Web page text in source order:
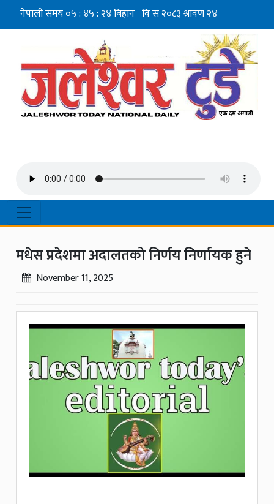
मधेस प्रदेशमा अदालतको निर्णय निर्णायक हुने
November 11, 2025